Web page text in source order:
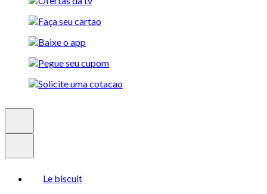
Le biscuit